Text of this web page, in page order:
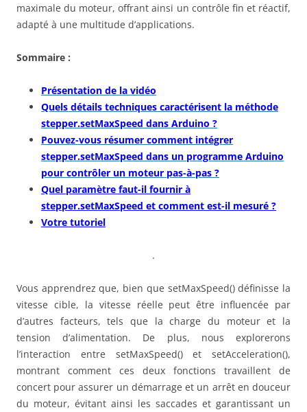
maximale du moteur, offrant ainsi un contrôle fin et réactif,
adapté à une multitude d’applications.
Sommaire :
Présentation de la vidéo
Quels détails techniques caractérisent la méthode
stepper.setMaxSpeed dans Arduino ?
Pouvez-vous résumer comment intégrer
stepper.setMaxSpeed dans un programme Arduino
pour contrôler un moteur pas-à-pas ?
Quel paramètre faut-il fournir à
stepper.setMaxSpeed et comment est-il mesuré ?
Votre tutoriel
.
Vous apprendrez que, bien que setMaxSpeed() définisse la
vitesse cible, la vitesse réelle peut être influencée par
d’autres facteurs, tels que la charge du moteur et la
tension d’alimentation. De plus, nous explorerons
l’interaction entre setMaxSpeed() et setAcceleration(),
montrant comment ces deux fonctions travaillent de
concert pour assurer un démarrage et un arrêt en douceur
du moteur, évitant ainsi les saccades et garantissant un